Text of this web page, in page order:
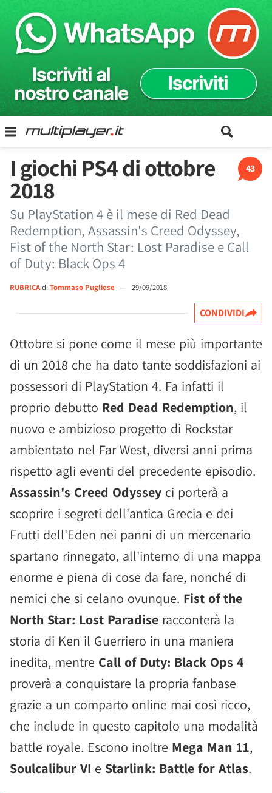
43
I giochi PS4 di ottobre
2018
Su PlayStation 4 è il mese di Red Dead
Redemption, Assassin's Creed Odyssey,
Fist of the North Star: Lost Paradise e Call
of Duty: Black Ops 4
RUBRICAdi Tommaso Pugliese — 29/09/2018
CONDIVIDI
Ottobre si pone come il mese più importante
di un 2018 che ha dato tante soddisfazioni ai
possessori di PlayStation 4. Fa infatti il
proprio debutto Red Dead Redemption, il
nuovo e ambizioso progetto di Rockstar
ambientato nel Far West, diversi anni prima
rispetto agli eventi del precedente episodio.
Assassin's Creed Odyssey ci porterà a
scoprire i segreti dell'antica Grecia e dei
Frutti dell'Eden nei panni di un mercenario
spartano rinnegato, all'interno di una mappa
enorme e piena di cose da fare, nonché di
nemici che si celano ovunque. Fist of the
North Star: Lost Paradise racconterà la
storia di Ken il Guerriero in una maniera
inedita, mentre Call of Duty: Black Ops 4
proverà a conquistare la propria fanbase
grazie a un comparto online mai così ricco,
che include in questo capitolo una modalità
battle royale. Escono inoltre Mega Man 11,
Soulcalibur VI e Starlink: Battle for Atlas.